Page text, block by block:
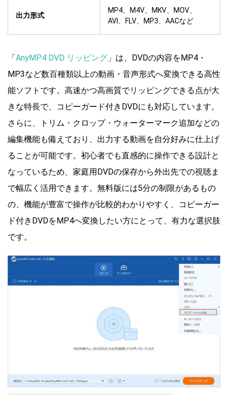
出力形式
MP4、M4V、MKV、MOV、
AVI、FLV、MP3、AACなど
「AnyMP4 DVD リッピング 」は、DVDの内容をMP4・
MP3など数百種類以上の動画・音声形式へ変換できる高性
能ソフトです。高速かつ高画質でリッピングできる点が大
きな特長で、コピーガード付きDVDにも対応しています。
さらに、トリム・クロップ・ウォーターマーク追加などの
編集機能も備えており、出力する動画を自分好みに仕上げ
ることが可能です。初心者でも直感的に操作できる設計と
なっているため、家庭用DVDの保存から外出先での視聴ま
で幅広く活用できます。無料版には5分の制限があるもの
の、機能が豊富で操作が比較的わかりやすく、コピーガー
ド付きDVDをMP4へ変換したい方にとって、有力な選択肢
です。